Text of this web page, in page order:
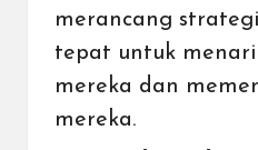
merancang strategi
tepat untuk
mereka dan
mereka.